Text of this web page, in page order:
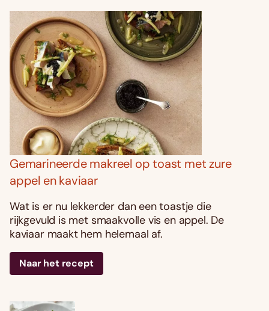
Gemarineerde makreel op toast met zure
appel en kaviaar
Wat is er nu lekkerder dan een toastje die
rijkgevuld is met smaakvolle vis en appel. De
kaviaar maakt hem helemaal af.
Naar het recept